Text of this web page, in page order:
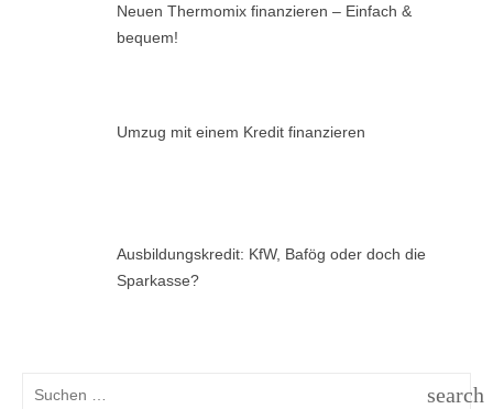
Neuen Thermomix finanzieren – Einfach &
bequem!
Umzug mit einem Kredit finanzieren
Ausbildungskredit: KfW, Bafög oder doch die
Sparkasse?
search